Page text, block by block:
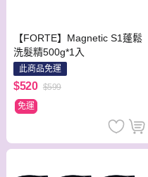
【FORTE】Magnetic S1蓬鬆
洗髮精500g*1入
此商品免運
$520 $599
免運